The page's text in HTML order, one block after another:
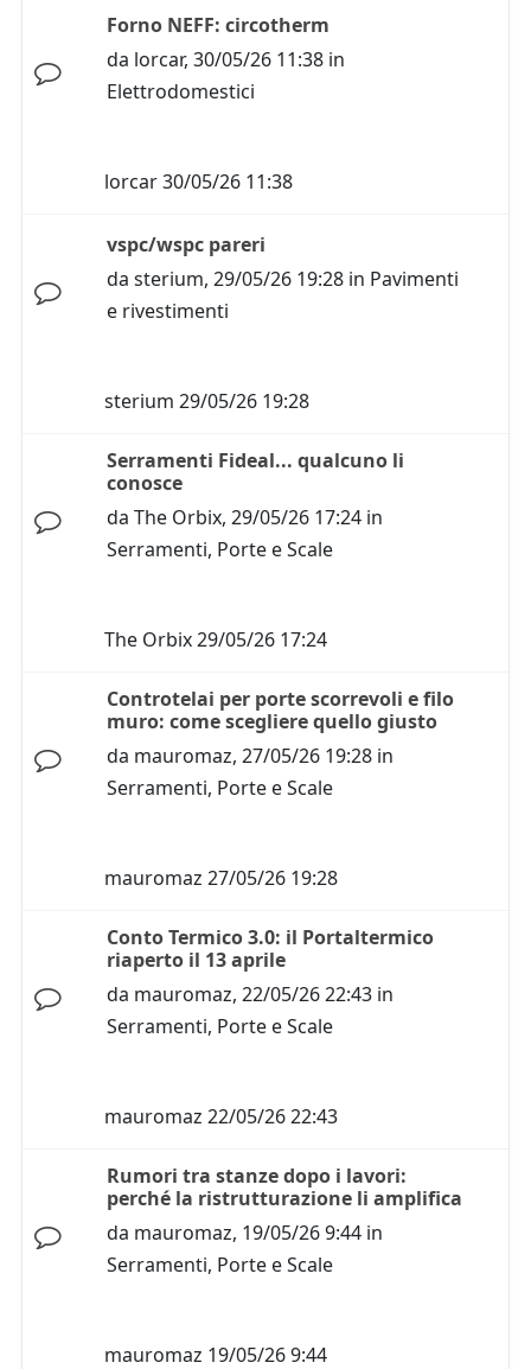
Forno NEFF: circotherm
da lorcar, 30/05/26 11:38 in
Elettrodomestici
lorcar30/05/26 11:38
vspc/wspc pareri
da sterium, 29/05/26 19:28 in Pavimenti
e rivestimenti
sterium 29/05/26 19:28
Serramenti Fideal... qualcuno li
conosce
da The Orbix, 29/05/26 17:24 in
Serramenti, Porte e Scale
The Orbix29/05/26 17:24
Controtelai per porte scorrevoli e filo
muro: come scegliere quello giusto
da mauromaz, 27/05/26 19:28 in
Serramenti, Porte e Scale
mauromaz 27/05/26 19:28
Conto Termico 3.0: il Portaltermico
riaperto il 13 aprile
da mauromaz, 22/05/26 22:43 in
Serramenti, Porte e Scale
mauromaz 22/05/26 22:43
Rumori tra stanze dopo i lavori:
perché la ristrutturazione li amplifica
da mauromaz, 19/05/26 9:44 in
Serramenti, Porte e Scale
mauromaz 19/05/26 9:44